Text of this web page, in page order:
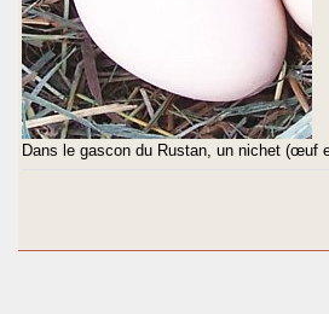
Dans le gascon du Rustan, un nichet (œuf